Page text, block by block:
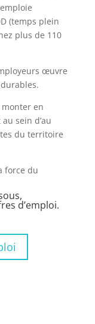
(temps plein
plus de 110
œuvre
en
sein d’au
du territoire
force du
d’emploi.